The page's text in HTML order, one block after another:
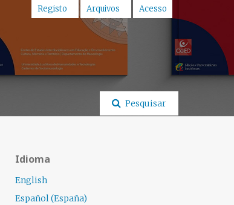
Pesquisar
Registo Arquivos Acesso
Idioma
English
Español (España)